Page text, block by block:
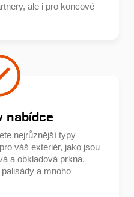
ale i pro koncové
nabídce
nejrůznější typy
váš exteriér, jako jsou
a obkladová prkna,
a mnoho